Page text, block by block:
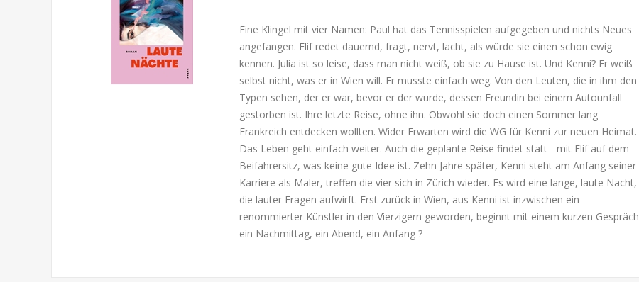
Eine Klingel mit vier Namen: Paul hat das Tennisspielen aufgegeben und nichts Neues
angefangen. Elif redet dauernd, fragt, nervt, lacht, als würde sie einen schon ewig
kennen. Julia ist so leise, dass man nicht weiß, ob sie zu Hause ist. Und Kenni? Er weiß
selbst nicht, was er in Wien will. Er musste einfach weg. Von den Leuten, die in ihm den
Typen sehen, der er war, bevor er der wurde, dessen Freundin bei einem Autounfall
gestorben ist. Ihre letzte Reise, ohne ihn. Obwohl sie doch einen Sommer lang
Frankreich entdecken wollten. Wider Erwarten wird die WG für Kenni zur neuen Heimat.
Das Leben geht einfach weiter. Auch die geplante Reise findet statt - mit Elif auf dem
Beifahrersitz, was keine gute Idee ist. Zehn Jahre später, Kenni steht am Anfang seiner
Karriere als Maler, treffen die vier sich in Zürich wieder. Es wird eine lange, laute Nacht,
die lauter Fragen aufwirft. Erst zurück in Wien, aus Kenni ist inzwischen ein
renommierter Künstler in den Vierzigern geworden, beginnt mit einem kurzen Gespräch
ein Nachmittag, ein Abend, ein Anfang ?